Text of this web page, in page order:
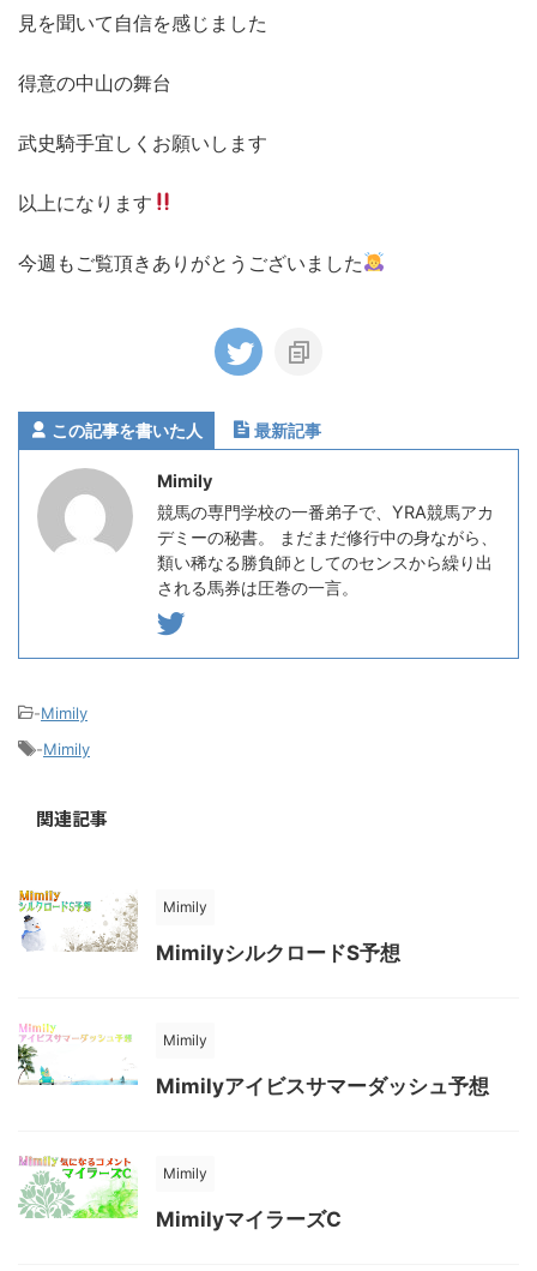
見を聞いて自信を感じました
得意の中山の舞台
武史騎手宜しくお願いします
以上になります
今週もご覧頂きありがとうございました
この記事を書いた人 最新記事
Mimily
競馬の専門学校の一番弟子で、YRA競馬アカ
デミーの秘書。 まだまだ修行中の身ながら、
類い稀なる勝負師としてのセンスから繰り出
される馬券は圧巻の一言。
-Mimily
-Mimily
関連記事
Mimily
MimilyシルクロードS予想
Mimily
Mimilyアイビスサマーダッシュ予想
Mimily
MimilyマイラーズC